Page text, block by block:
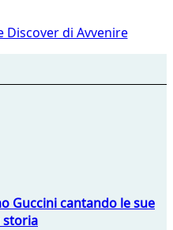
Discover di Avvenire
Guccini cantando le sue
storia